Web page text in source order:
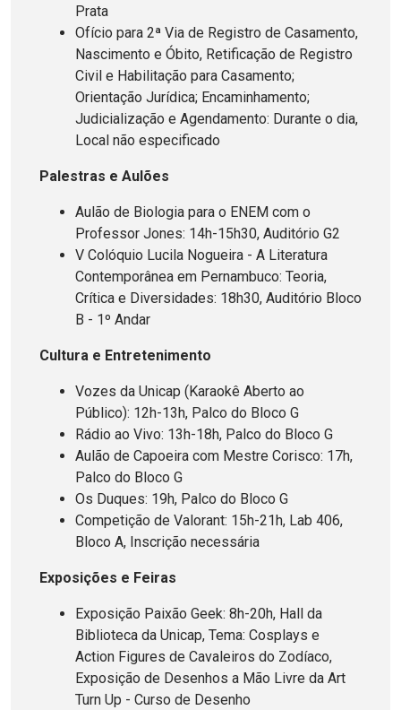
Prata
Ofício para 2ª Via de Registro de Casamento,
Nascimento e Óbito, Retificação de Registro
Civil e Habilitação para Casamento;
Orientação Jurídica; Encaminhamento;
Judicialização e Agendamento: Durante o dia,
Local não especificado
Palestras e Aulões
Aulão de Biologia para o ENEM com o
Professor Jones: 14h-15h30, Auditório G2
V Colóquio Lucila Nogueira - A Literatura
Contemporânea em Pernambuco: Teoria,
Crítica e Diversidades: 18h30, Auditório Bloco
B - 1º Andar
Cultura e Entretenimento
Vozes da Unicap (Karaokê Aberto ao
Público): 12h-13h, Palco do Bloco G
Rádio ao Vivo: 13h-18h, Palco do Bloco G
Aulão de Capoeira com Mestre Corisco: 17h,
Palco do Bloco G
Os Duques: 19h, Palco do Bloco G
Competição de Valorant: 15h-21h, Lab 406,
Bloco A, Inscrição necessária
Exposições e Feiras
Exposição Paixão Geek: 8h-20h, Hall da
Biblioteca da Unicap, Tema: Cosplays e
Action Figures de Cavaleiros do Zodíaco,
Exposição de Desenhos a Mão Livre da Art
Turn Up - Curso de Desenho